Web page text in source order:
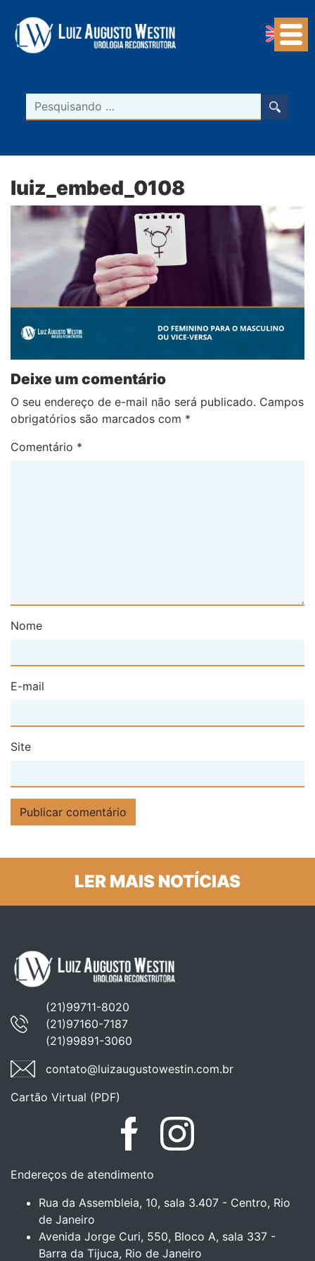
Pesquisar
luiz_embed_0108
Deixe um comentário
O seu endereço de e-mail não será publicado. Campos
obrigatórios são marcados com *
Comentário *
Nome
E-mail
Site
LER MAIS NOTÍCIAS
(21)99711-8020
(21)97160-7187
(21)99891-3060
contato@luizaugustowestin.com.br
Cartão Virtual (PDF)
FacebookInstagram
Endereços de atendimento
Rua da Assembleia, 10, sala 3.407 - Centro, Rio
de Janeiro
Avenida Jorge Curi, 550, Bloco A, sala 337 -
Barra da Tijuca, Rio de Janeiro